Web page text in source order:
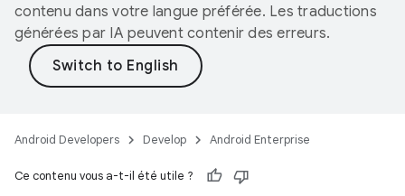
contenu dans votre langue préférée. Les traductions
générées par IA peuvent contenir des erreurs.
Android Developers Develop Android Enterprise
Ce contenu vous a-t-il été utile ?